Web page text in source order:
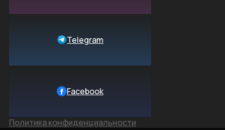
Telegram
Facebook
Политика конфиденциальности